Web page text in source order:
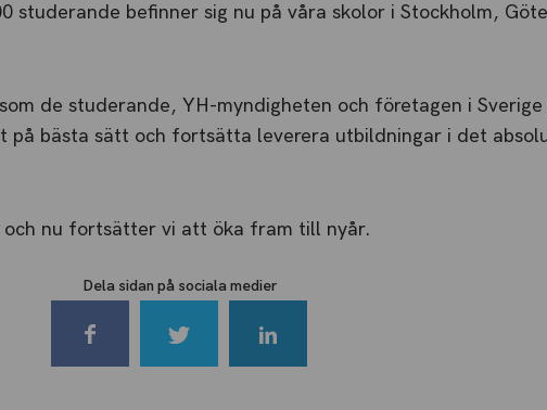
studerande befinner sig nu på våra skolor i Stockholm,
de studerande, YH-myndigheten och företagen i Sverige
på bästa sätt och fortsätta leverera utbildningar i det
nu fortsätter vi att öka fram till nyår.
Dela sidan på sociala medier